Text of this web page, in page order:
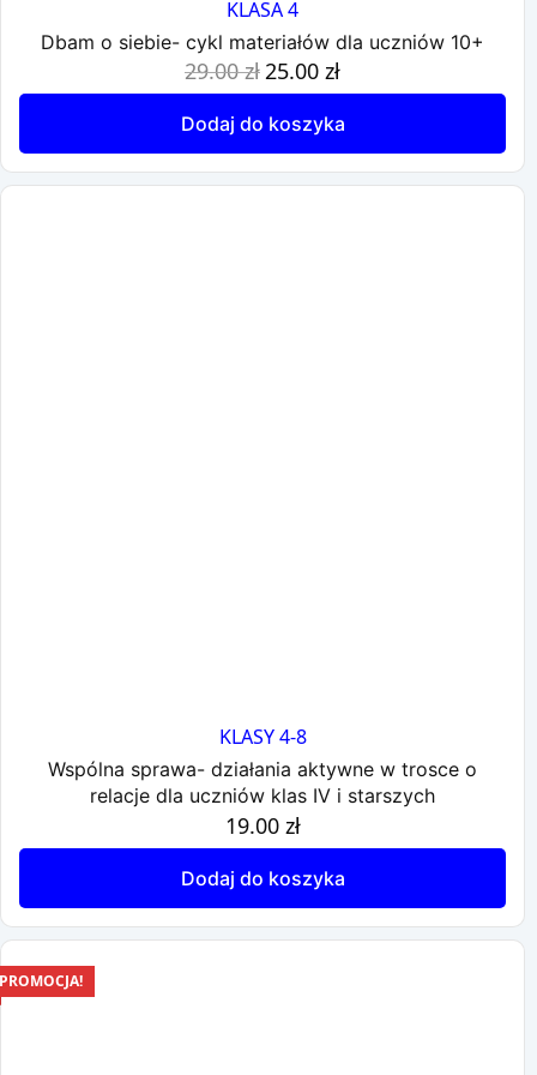
KLASA 4
Dbam o siebie- cykl materiałów dla uczniów 10+
29.00zł Pierwotna
cena
29.00 zł.
25.00 złAktualna
cena
25.00 zł.
Dodaj do koszyka
KLASY 4-8
Wspólna sprawa- działania aktywne w trosce o
relacje dla uczniów klas IV i starszych
19.00 zł
Dodaj do koszyka
PROMOCJA!